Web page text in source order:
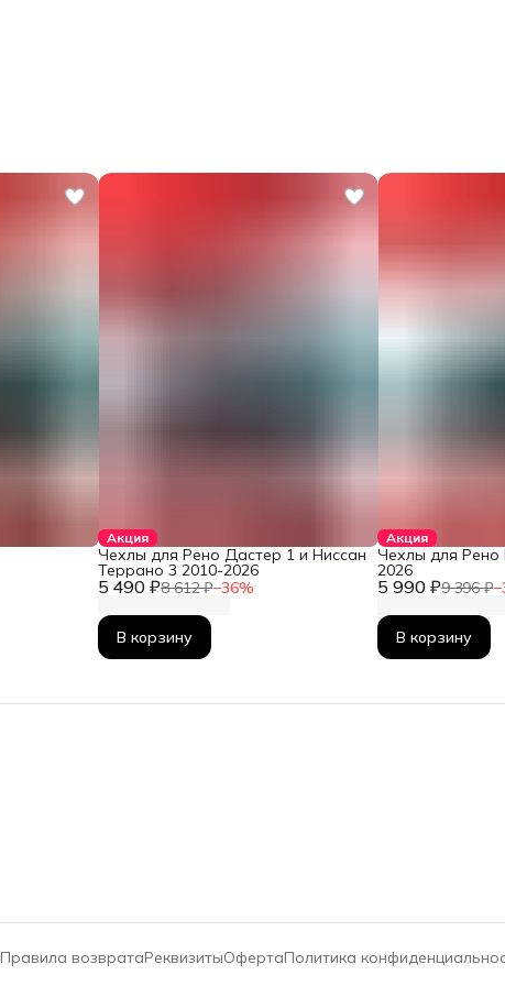
Акция
5 490 ₽8 612 ₽−36%
Чехлы для Рено Дастер 1 и Ниссан
Террано 3 2010-2026
В корзину
Акция
5 990 ₽9 396 ₽−
Чехлы для
2026
В корзину
Правила возвратаРеквизитыОфертаПолитика